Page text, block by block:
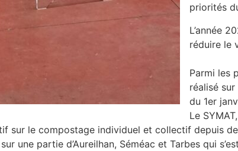
priorités
L’année
réduire le
Parmi les
réalisé
du 1er
Le
sur le compostage individuel et collectif depuis
une partie d’Aureilhan, Séméac et Tarbes qui